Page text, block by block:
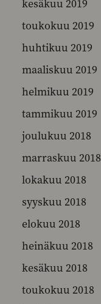
kesäkuu 2019
toukokuu 2019
huhtikuu 2019
maaliskuu 2019
helmikuu 2019
tammikuu 2019
joulukuu 2018
marraskuu 2018
lokakuu 2018
syyskuu 2018
elokuu 2018
heinäkuu 2018
kesäkuu 2018
toukokuu 2018